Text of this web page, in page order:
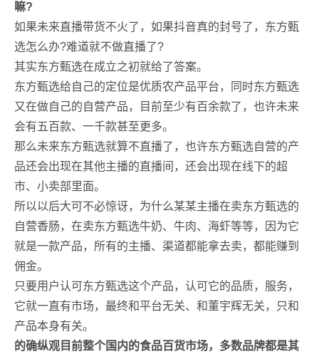
嘛?
如果未来直播带货不火了，如果抖音真的封号了，东方甄
选怎么办?难道就不做直播了?
其实东方甄选在成立之初就给了答案。
东方甄选给自己的定位是优质农产品平台，同时东方甄选
又在做自己的自营产品，目前至少有百余款了，也许未来
会有五百款、一千款甚至更多。
那么未来东方甄选就算不直播了，也许东方甄选自营的产
品还会出现在其他主播的直播间，还会出现在线下的超
市、小卖部里面。
所以以后大可不必惊讶，为什么某某主播在卖东方甄选的
自营香肠，在卖东方甄选牛奶、牛肉、海虾等等，因为它
就是一款产品，所有的主播、渠道都能拿去卖，都能赚到
佣金。
只要用户认可东方甄选这个产品，认可它的品质，服务，
它就一直有市场，最终和平台无关、和董宇辉无关，只和
产品本身有关。
的确纵观目前整个国内的食品百货市场，多数品牌都是其